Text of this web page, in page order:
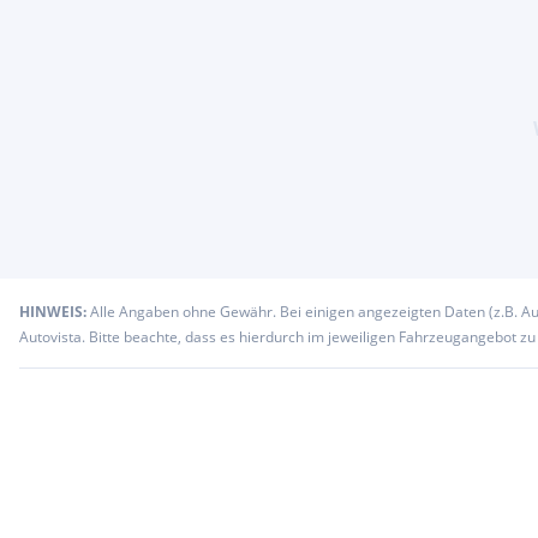
HINWEIS:Alle Angaben ohne Gewähr. Bei einigen angezeigten Daten (z.B.
Autovista. Bitte beachte, dass es hierdurch im jeweiligen Fahrzeugangebot